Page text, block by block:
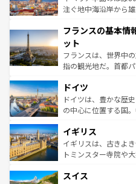
ピザやパスタなど、
ませてくれるイタリ
なお、新着のイタリア
しい。
注ぐ地中海沿岸から
文化が根付くこの国
れる闘牛、そして美
る。首都マドリード
アートに溢れた街角
せる。地方によって
ンテンツ一覧を参照
フランスの基本情
ット
フランスは、世界中
指の観光地だ。首都
で、幅広い魅力が詰
聖堂、美しいビーチ
から魅了する。また
いる。シャンパンの
香り高いラベンダー
らに、パリ以外の地
れる地方に足を運ぶ
ドイツ
ドイツは、豊かな歴
の中心に位置する国
顔を持つこの国は、
ルリンの文化的活気
してライン川沿いの
は、お酒好きな人にはぜひ
イギリス
イギリスは、古きよ
トミンスター寺院や
リアごとに異なる魅
スイス